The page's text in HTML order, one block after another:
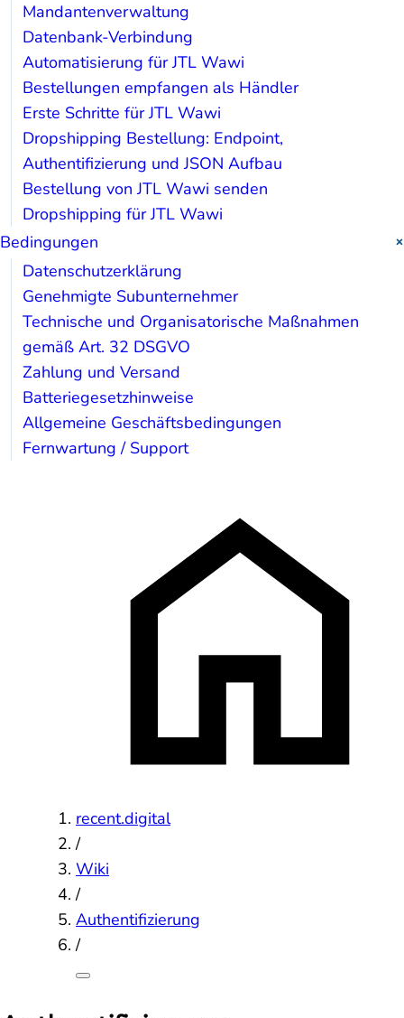
Mandantenverwaltung
Datenbank-Verbindung
Automatisierung für JTL Wawi
Bestellungen empfangen als Händler
Erste Schritte für JTL Wawi
Dropshipping Bestellung: Endpoint,
Authentifizierung und JSON Aufbau
Bestellung von JTL Wawi senden
Dropshipping für JTL Wawi
Bedingungen
Datenschutzerklärung
Genehmigte Subunternehmer
Technische und Organisatorische Maßnahmen
gemäß Art. 32 DSGVO
Zahlung und Versand
Batteriegesetzhinweise
Allgemeine Geschäftsbedingungen
Fernwartung / Support
recent.digital
/
Wiki
/
Authentifizierung
/